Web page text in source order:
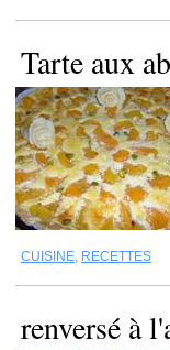
Tarte aux
CUISINE, RECETTES
renversé à